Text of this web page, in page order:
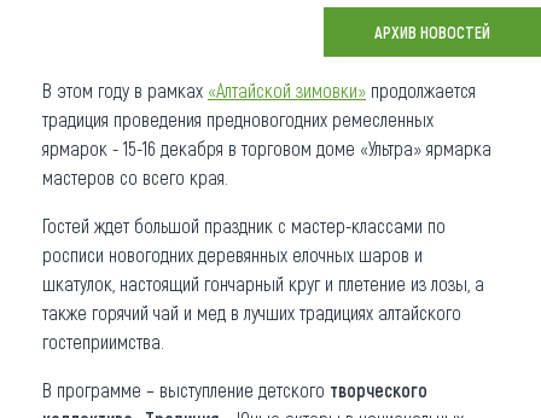
О регионе
Коллекция впечатлений
АРХИВ НОВОСТЕЙ
В этом году в рамках «Алтайской зимовки» продолжается
традиция проведения предновогодних ремесленных
ярмарок - 15-16 декабря в торговом доме «Ультра» ярмарка
мастеров со всего края.
Гостей ждет большой праздник с мастер-классами по
росписи новогодних деревянных елочных шаров и
шкатулок, настоящий гончарный круг и плетение из лозы, а
также горячий чай и мед в лучших традициях алтайского
гостеприимства.
В программе – выступление детского творческого